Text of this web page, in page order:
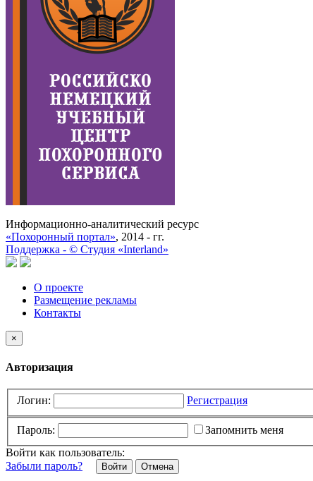
Информационно-аналитический ресурс
«Похоронный портал», 2014 - гг.
Поддержка - © Cтудия «Interland»
О проекте
Размещение рекламы
Контакты
×
Авторизация
Логин: Регистрация
Пароль:
Запомнить меня
Войти как пользователь:
Забыли пароль?
Отмена